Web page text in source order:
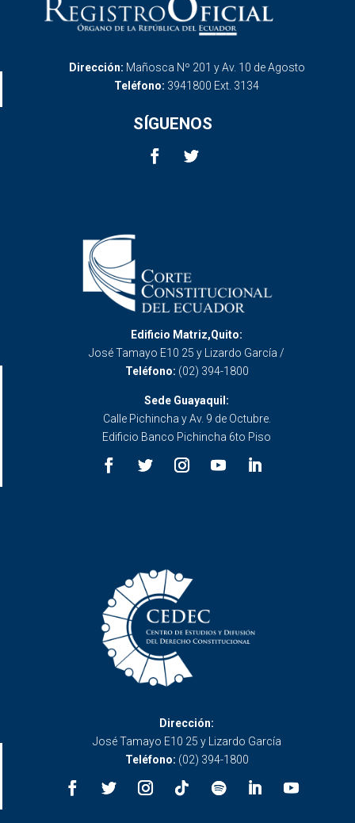
Dirección: Mañosca Nº 201 y Av. 10 de Agosto
Teléfono: 3941800 Ext. 3134
SÍGUENOS
Edificio Matriz,Quito:
José Tamayo E10 25 y Lizardo García /
Teléfono: (02) 394-1800
Sede Guayaquil:
Calle Pichincha y Av. 9 de Octubre.
Edificio Banco Pichincha 6to Piso
Dirección:
José Tamayo E10 25 y Lizardo García
Teléfono: (02) 394-1800